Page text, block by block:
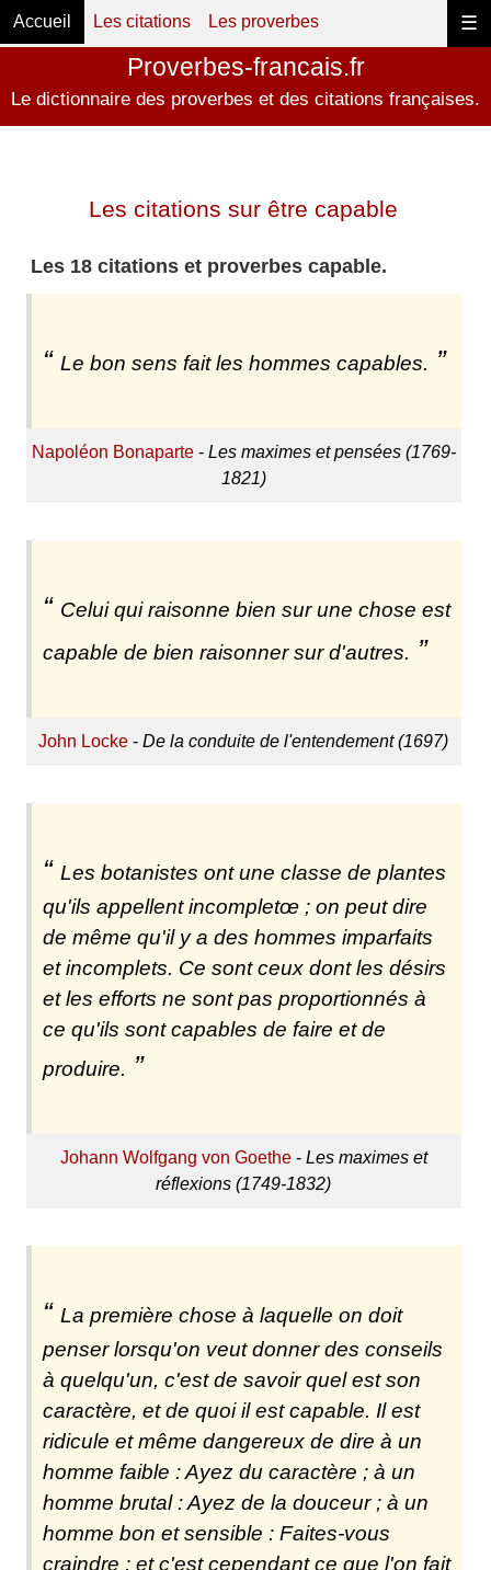
☰
Accueil Les citations Les proverbes
Proverbes-francais.fr
Le dictionnaire des proverbes et des citations françaises.
Les citations sur être capable
Les 18 citations et proverbes capable.
Le bon sens fait les hommes capables.
Napoléon Bonaparte- Les maximes et pensées (1769-
1821)
Celui qui raisonne bien sur une chose est
capable de bien raisonner sur d'autres.
John Locke -De la conduite de l'entendement (1697)
Les botanistes ont une classe de plantes
qu'ils appellent incompletœ ; on peut dire
de même qu'il y a des hommes imparfaits
et incomplets. Ce sont ceux dont les désirs
et les efforts ne sont pas proportionnés à
ce qu'ils sont capables de faire et de
produire.
Johann Wolfgang von Goethe- Les maximes et
réflexions (1749-1832)
La première chose à laquelle on doit
penser lorsqu'on veut donner des conseils
à quelqu'un, c'est de savoir quel est son
caractère, et de quoi il est capable. Il est
ridicule et même dangereux de dire à un
homme faible : Ayez du caractère ; à un
homme brutal : Ayez de la douceur ; à un
homme bon et sensible : Faites-vous
craindre ; et c'est cependant ce que l'on fait